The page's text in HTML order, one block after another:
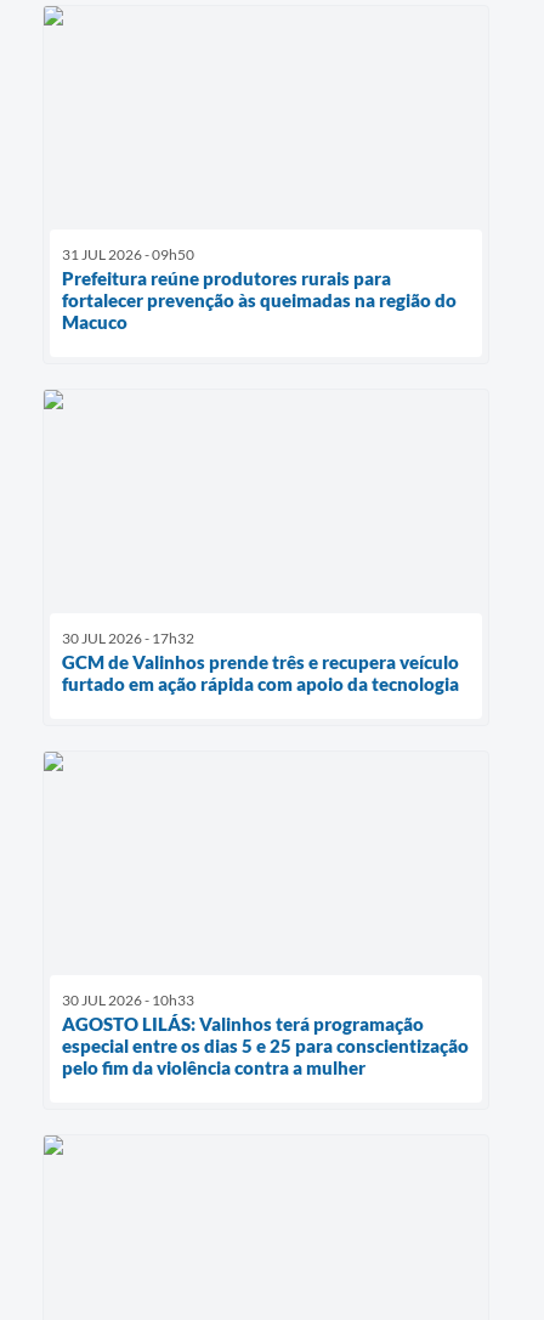
31 JUL 2026 - 09h50
Prefeitura reúne produtores rurais para
fortalecer prevenção às queimadas na região do
Macuco
30 JUL 2026 - 17h32
GCM de Valinhos prende três e recupera veículo
furtado em ação rápida com apoio da tecnologia
30 JUL 2026 - 10h33
AGOSTO LILÁS: Valinhos terá programação
especial entre os dias 5 e 25 para conscientização
pelo fim da violência contra a mulher